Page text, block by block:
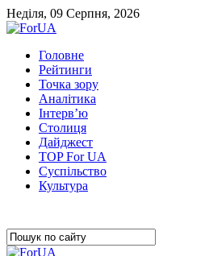
Неділя, 09 Серпня, 2026
Головне
Рейтинги
Точка зору
Аналітика
Інтерв’ю
Столиця
Дайджест
TOP For UA
Суспiльство
Культура